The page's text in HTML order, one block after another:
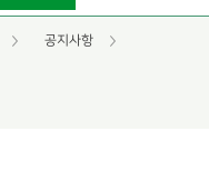
공지사항